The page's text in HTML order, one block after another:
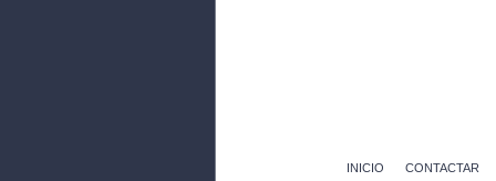
INICIO CONTACTAR